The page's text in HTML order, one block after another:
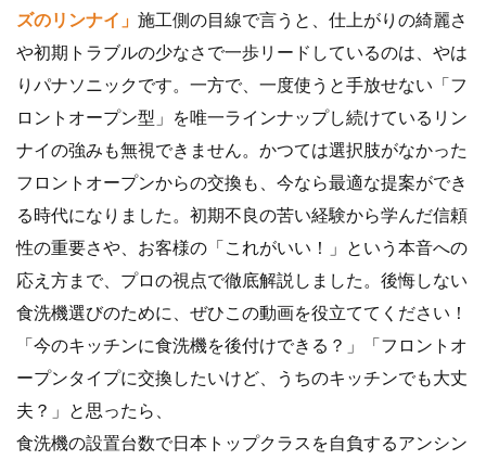
ズのリンナイ」 施工側の目線で言うと、仕上がりの綺麗さ
や初期トラブルの少なさで一歩リードしているのは、やは
りパナソニックです。一方で、一度使うと手放せない「フ
ロントオープン型」を唯一ラインナップし続けているリン
ナイの強みも無視できません。かつては選択肢がなかった
フロントオープンからの交換も、今なら最適な提案ができ
る時代になりました。初期不良の苦い経験から学んだ信頼
性の重要さや、お客様の「これがいい！」という本音への
応え方まで、プロの視点で徹底解説しました。後悔しない
食洗機選びのために、ぜひこの動画を役立ててください！
「今のキッチンに食洗機を後付けできる？」「フロントオ
ープンタイプに交換したいけど、うちのキッチンでも大丈
夫？」と思ったら、
食洗機の設置台数で日本トップクラスを自負するアンシン